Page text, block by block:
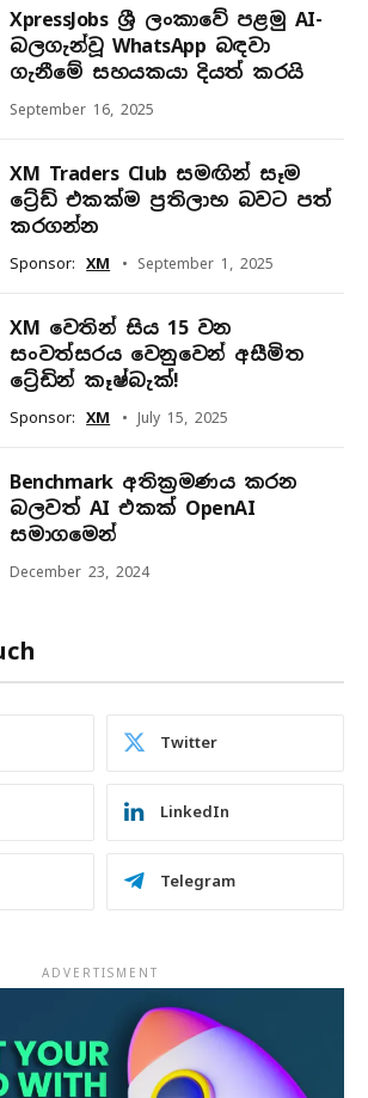
XpressJobs ශ්‍රී ලංකාවේ පළමු AI-
බලගැන්වූ WhatsApp බඳවා
ගැනීමේ සහයකයා දියත් කරයි
September 16, 2025
XM Traders Club සමඟින් සෑම
ට්‍රේඩ් එකක්ම ප්‍රතිලාභ බවට පත්
කරගන්න
Sponsor: XM September 1, 2025
XM වෙතින් සිය 15 වන
සංවත්සරය වෙනුවෙන් අසීමිත
ට්‍රේඩින් කෑෂ්බැක්!
Sponsor: XM July 15, 2025
Benchmark අතික්‍රමණය කරන
බලවත් AI එකක් OpenAI
සමාගමෙන්
December 23, 2024
Twitter
LinkedIn
Telegram
ADVERTISMENT